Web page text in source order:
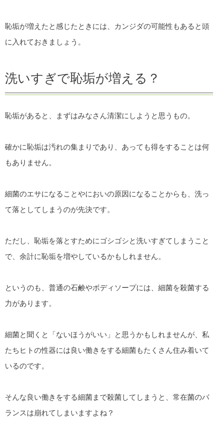
恥垢が増えたと感じたときには、カンジダの可能性もあると頭
に入れておきましょう。
洗いすぎで恥垢が増える？
恥垢があると、まずはみなさん清潔にしようと思うもの。
確かに恥垢は汚れの集まりであり、あっても得をすることは何
もありません。
細菌のエサになることやにおいの原因になることからも、洗っ
て落としてしまうのが先決です。
ただし、恥垢を落とすためにゴシゴシと洗いすぎてしまうこと
で、余計に恥垢を増やしているかもしれません。
というのも、普通の石鹸やボディソープには、細菌を殺菌する
力があります。
細菌と聞くと「ないほうがいい」と思うかもしれませんが、私
たちヒトの性器には良い働きをする細菌もたくさん住み着いて
いるのです。
そんな良い働きをする細菌まで殺菌してしまうと、常在菌のバ
ランスは崩れてしまいますよね？